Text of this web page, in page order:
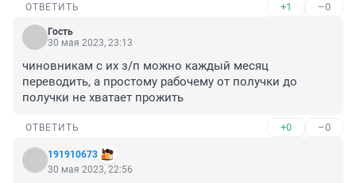
ОТВЕТИТЬ +1 –0
Гость
30 мая 2023, 23:13
чиновникам с их з/п можно каждый месяц
переводить, а простому рабочему от получки до
получки не хватает прожить
ОТВЕТИТЬ +0 –0
191910673
30 мая 2023, 22:56